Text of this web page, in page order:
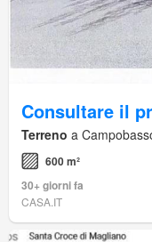
Consultare il
Terreno a
600 m²
30+ giorni fa
CASA.IT